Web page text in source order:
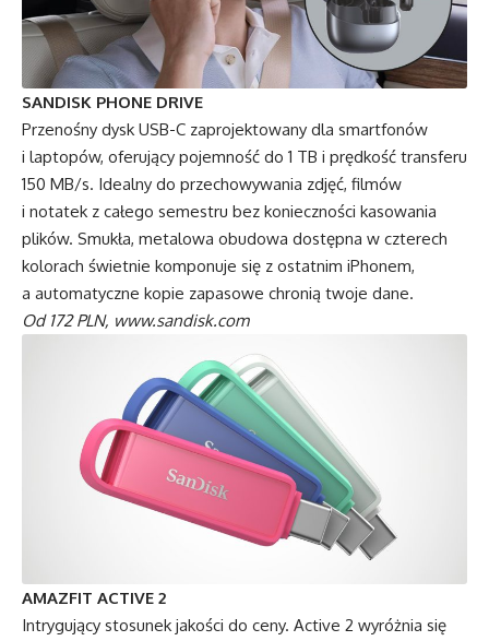
SANDISK PHONE DRIVE
Przenośny dysk USB-C zaprojektowany dla smartfonów
i laptopów, oferujący pojemność do 1 TB i prędkość transferu
150 MB/s. Idealny do przechowywania zdjęć, filmów
i notatek z całego semestru bez konieczności kasowania
plików. Smukła, metalowa obudowa dostępna w czterech
kolorach świetnie komponuje się z ostatnim iPhonem,
a automatyczne kopie zapasowe chronią twoje dane.
Od 172 PLN, www.sandisk.com
AMAZFIT ACTIVE 2
Intrygujący stosunek jakości do ceny. Active 2 wyróżnia się